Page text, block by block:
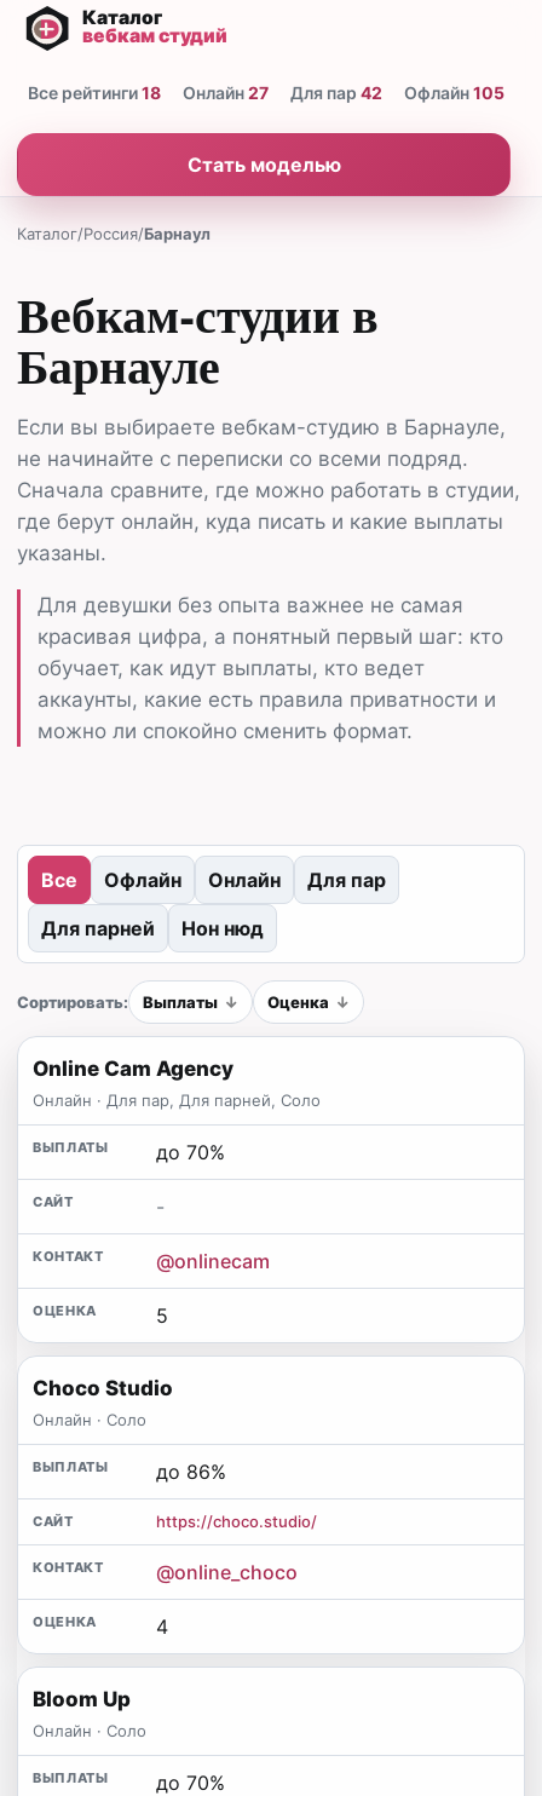
Все рейтинги18 Онлайн27 Для пар 42 Офлайн105
Стать моделью
Каталог/Россия/Барнаул
Вебкам-студии в
Барнауле
Если вы выбираете вебкам-студию в Барнауле,
не начинайте с переписки со всеми подряд.
Сначала сравните, где можно работать в студии,
где берут онлайн, куда писать и какие выплаты
указаны.
Для девушки без опыта важнее не самая
красивая цифра, а понятный первый шаг: кто
обучает, как идут выплаты, кто ведет
аккаунты, какие есть правила приватности и
можно ли спокойно сменить формат.
Все Офлайн Онлайн
Для пар
Для парней
Нон нюд
Сортировать: Выплаты Оценка
Online Cam Agency
Онлайн · Для пар, Для парней, Соло
до 70%
-
@onlinecam
5
Choco Studio
Онлайн · Соло
до 86%
https://choco.studio/
@online_choco
4
Bloom Up
Онлайн · Соло
до 70%